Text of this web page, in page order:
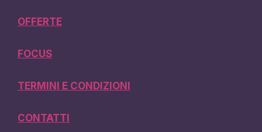
OFFERTE
FOCUS
TERMINI E CONDIZIONI
CONTATTI